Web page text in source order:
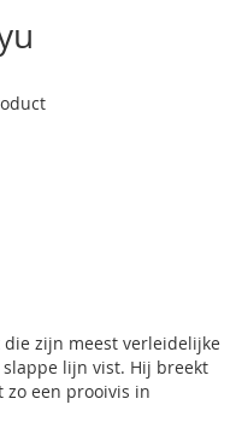
zijn meest verleidelijke
lijn vist. Hij breekt
een prooivis in